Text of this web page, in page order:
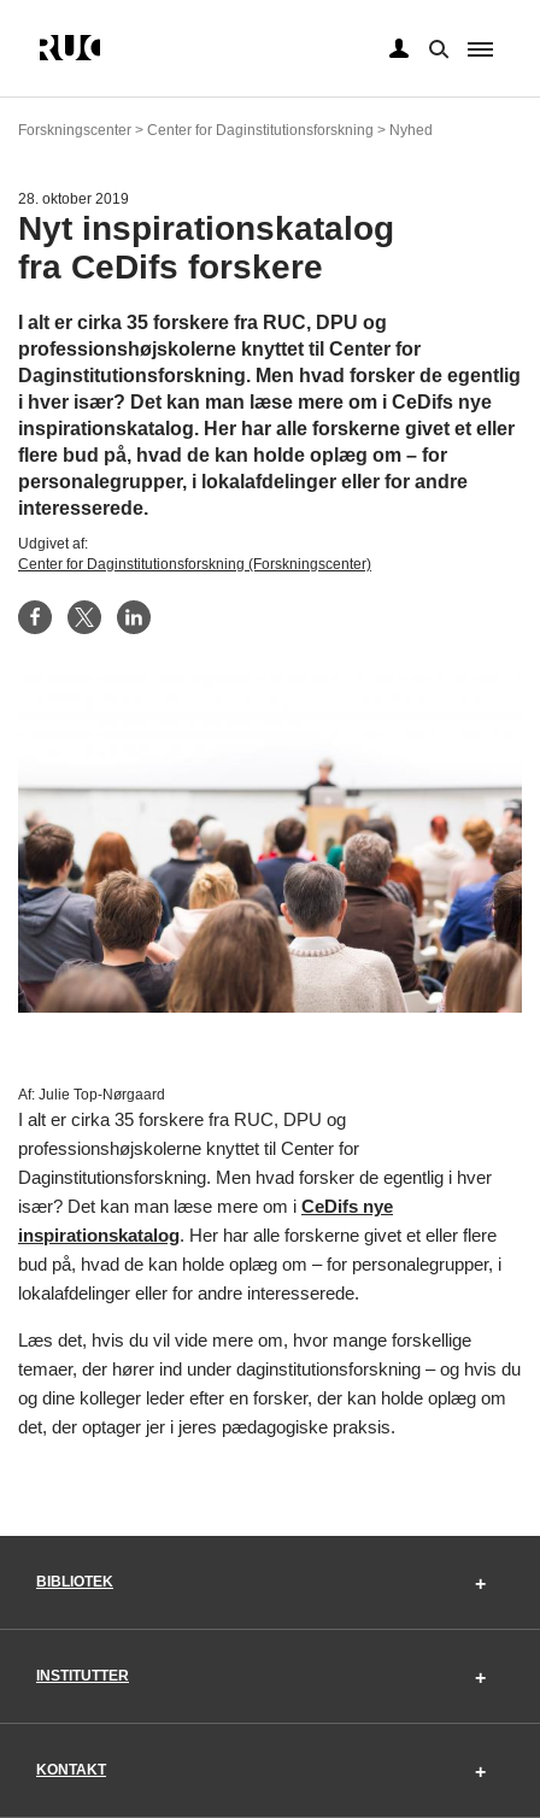
hovedindhold
Forskningscenter > Center for Daginstitutionsforskning > Nyhed
28. oktober 2019
Nyt inspirationskatalog
fra CeDifs forskere
I alt er cirka 35 forskere fra RUC, DPU og
professionshøjskolerne knyttet til Center for
Daginstitutionsforskning. Men hvad forsker de egentlig
i hver især? Det kan man læse mere om i CeDifs nye
inspirationskatalog. Her har alle forskerne givet et eller
flere bud på, hvad de kan holde oplæg om – for
personalegrupper, i lokalafdelinger eller for andre
interesserede.
Udgivet af:
Center for Daginstitutionsforskning (Forskningscenter)
Af: Julie Top-Nørgaard
I alt er cirka 35 forskere fra RUC, DPU og
professionshøjskolerne knyttet til Center for
Daginstitutionsforskning. Men hvad forsker de egentlig i hver
især? Det kan man læse mere om i CeDifs nye
inspirationskatalog. Her har alle forskerne givet et eller flere
bud på, hvad de kan holde oplæg om – for personalegrupper, i
lokalafdelinger eller for andre interesserede.
Læs det, hvis du vil vide mere om, hvor mange forskellige
temaer, der hører ind under daginstitutionsforskning – og hvis du
og dine kolleger leder efter en forsker, der kan holde oplæg om
det, der optager jer i jeres pædagogiske praksis.
BIBLIOTEK
INSTITUTTER
KONTAKT